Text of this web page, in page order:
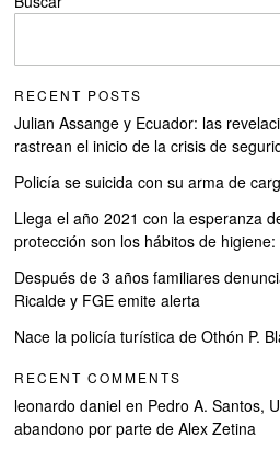
RECENT POSTS
Julian Assange y Ecuador: las
rastrean el inicio de la crisis de
Policía se suicida con su arma de
Llega el año 2021 con la esperanza
protección son los hábitos de
Después de 3 años familiares
Ricalde y FGE emite alerta
Nace la policía turística de Othón P.
RECENT COMMENTS
leonardo daniel en Pedro A. Santos,
abandono por parte de Alex Zetina